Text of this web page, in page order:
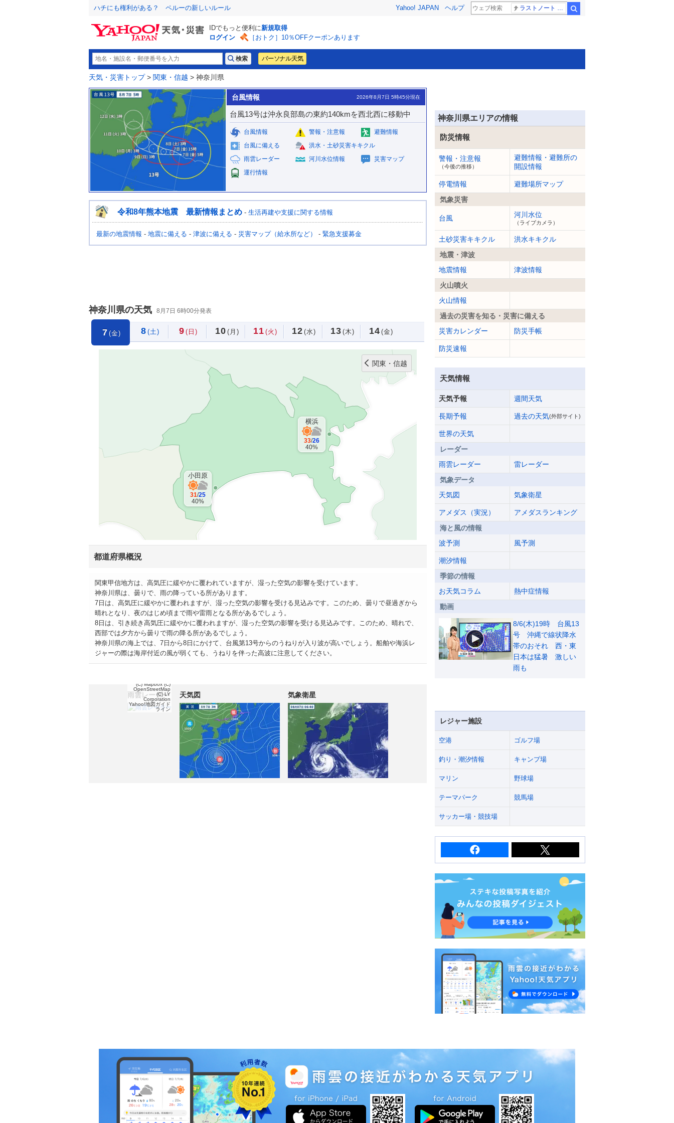
ハチにも権利がある？ ペルーの新しいルール Yahoo! JAPAN ヘルプ
IDでもっと便利に新規取得
ログイン
［おトク］10％OFFクーポンあります
パーソナル天気
天気・災害トップ> 関東・信越 > 神奈川県
台風情報 2026年8月7日 5時45分現在
台風13号は沖永良部島の東約140kmを西北西に移動中
台風情報 警報・注意報
避難情報
台風に備える
洪水・土砂災害キキクル
雨雲レーダー
河川水位情報
災害マップ
運行情報
令和8年熊本地震 最新情報まとめ - 生活再建や支援に関する情報
最新の地震情報 - 地震に備える - 津波に備える - 災害マップ（給水所など） - 緊急支援募金
神奈川県の天気 8月7日 6時00分発表
7 (金) 8 (土) 9 (日) 10 (月) 11 (火) 12 (水) 13 (木) 14 (金)
関東・信越
横浜
33/26
40%
小田原
31/25
40%
都道府県概況
関東甲信地方は、高気圧に緩やかに覆われていますが、湿った空気の影響を受けています。
神奈川県は、曇りで、雨の降っている所があります。
7日は、高気圧に緩やかに覆われますが、湿った空気の影響を受ける見込みです。このため、曇りで昼過ぎから
晴れとなり、夜のはじめ頃まで雨や雷雨となる所があるでしょう。
8日は、引き続き高気圧に緩やかに覆われますが、湿った空気の影響を受ける見込みです。このため、晴れで、
西部では夕方から曇りで雨の降る所があるでしょう。
神奈川県の海上では、7日から8日にかけて、台風第13号からのうねりが入り波が高いでしょう。船舶や海浜レ
ジャーの際は海岸付近の風が弱くても、うねりを伴った高波に注意してください。
雨雲レーダー
(C) Mapbox (C)
OpenStreetMap
(C) LY
Corporation
Yahoo!地図ガイド
ライン
天気図 気象衛星
神奈川県エリアの情報
防災情報
警報・注意報
（今後の推移）
避難情報・避難所の
開設情報
停電情報
避難場所マップ
気象災害
台風 河川水位
（ライブカメラ）
土砂災害キキクル
洪水キキクル
地震・津波
地震情報
津波情報
火山噴火
火山情報
過去の災害を知る・災害に備える
災害カレンダー
防災手帳
防災速報
天気情報
天気予報 週間天気
長期予報 過去の天気(外部サイト)
世界の天気
レーダー
雨雲レーダー
雷レーダー
気象データ
天気図
気象衛星
アメダス（実況）
アメダスランキング
海と風の情報
波予測
風予測
潮汐情報
季節の情報
お天気コラム
熱中症情報
動画
8/6(木)19時 台風13
号 沖縄で線状降水
帯のおそれ 西・東
日本は猛暑 激しい
雨も
レジャー施設
空港 ゴルフ場
釣り・潮汐情報 キャンプ場
マリン 野球場
テーマパーク 競馬場
サッカー場・競技場